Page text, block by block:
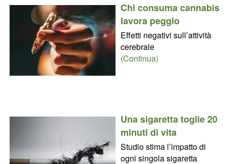
Chi consuma cannabis
lavora peggio
Effetti negativi sull’attività
cerebrale
(Continua)
Una sigaretta toglie 20
minuti di vita
Studio stima l’impatto di
ogni singola sigaretta